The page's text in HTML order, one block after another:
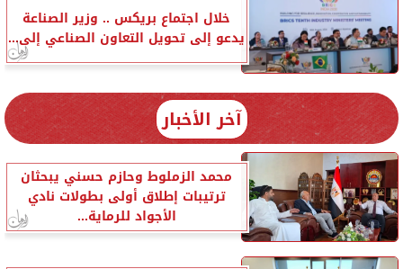
خلال اجتماع بريكس .. وزير الصناعة
يدعو إلى تحويل التعاون الصناعي إلى...
آخر الأخبار
محمد الزملوط وحازم حسني يبحثان
ترتيبات إطلاق أولى بطولات نادي
الأجواد للرماية...